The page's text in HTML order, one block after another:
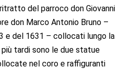
del parroco don Giovanni
don Marco Antonio Bruno –
e del 1631 – collocati lungo la
tardi sono le due statue
nel coro e raffiguranti